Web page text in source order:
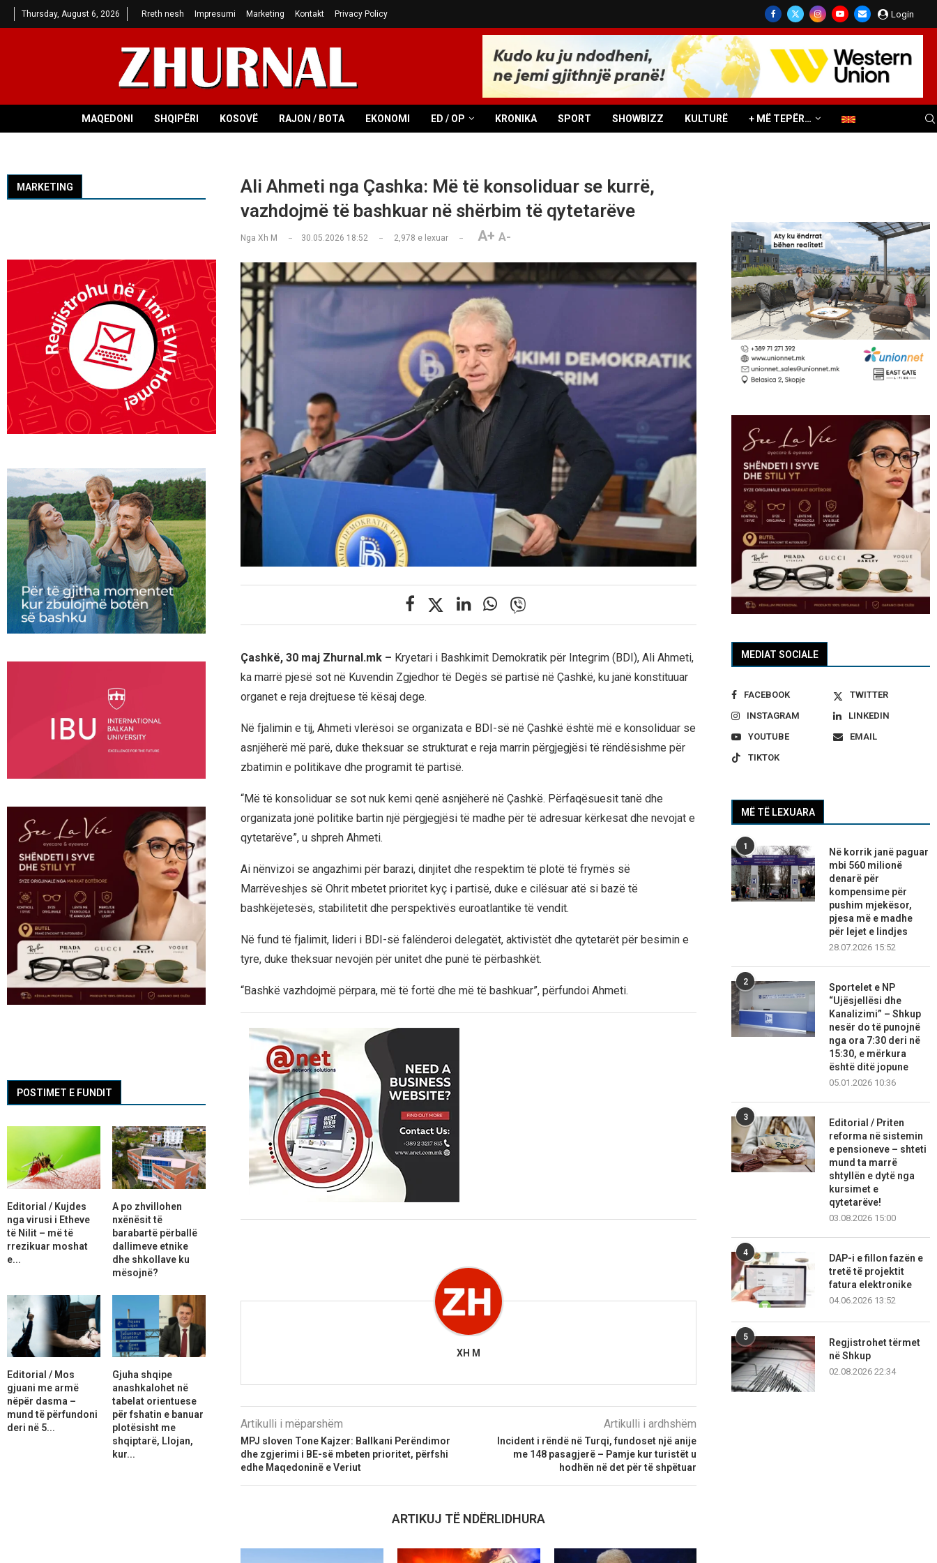
Thursday, August 6, 2026 Rreth nesh Impresumi Marketing Kontakt Privacy Policy Login
MAQEDONI SHQIPËRI KOSOVË RAJON / BOTA EKONOMI ED / OP KRONIKA SPORT SHOWBIZZ KULTURË + MË TEPËR…
Ali Ahmeti nga Çashka: Më të konsoliduar se kurrë,
vazhdojmë të bashkuar në shërbim të qytetarëve
Nga Xh M 30.05.2026 18:52 2,978 e lexuar A+ A-
Çashkë, 30 maj Zhurnal.mk – Kryetari i Bashkimit Demokratik për Integrim (BDI), Ali Ahmeti,
ka marrë pjesë sot në Kuvendin Zgjedhor të Degës së partisë në Çashkë, ku janë konstituuar
organet e reja drejtuese të kësaj dege.
Në fjalimin e tij, Ahmeti vlerësoi se organizata e BDI-së në Çashkë është më e konsoliduar se
asnjëherë më parë, duke theksuar se strukturat e reja marrin përgjegjësi të rëndësishme për
zbatimin e politikave dhe programit të partisë.
“Më të konsoliduar se sot nuk kemi qenë asnjëherë në Çashkë. Përfaqësuesit tanë dhe
organizata jonë politike bartin një përgjegjësi të madhe për të adresuar kërkesat dhe nevojat e
qytetarëve”, u shpreh Ahmeti.
Ai nënvizoi se angazhimi për barazi, dinjitet dhe respektim të plotë të frymës së
Marrëveshjes së Ohrit mbetet prioritet kyç i partisë, duke e cilësuar atë si bazë të
bashkëjetesës, stabilitetit dhe perspektivës euroatlantike të vendit.
Në fund të fjalimit, lideri i BDI-së falënderoi delegatët, aktivistët dhe qytetarët për besimin e
tyre, duke theksuar nevojën për unitet dhe punë të përbashkët.
“Bashkë vazhdojmë përpara, më të fortë dhe më të bashkuar”, përfundoi Ahmeti.
XH M
Artikulli i mëparshëm
MPJ sloven Tone Kajzer: Ballkani Perëndimor
dhe zgjerimi i BE-së mbeten prioritet, përfshi
edhe Maqedoninë e Veriut
Artikulli i ardhshëm
Incident i rëndë në Turqi, fundoset një anije
me 148 pasagjerë – Pamje kur turistët u
hodhën në det për të shpëtuar
ARTIKUJ TË NDËRLIDHURA
MEDIAT SOCIALE
FACEBOOK
TWITTER
INSTAGRAM
LINKEDIN
YOUTUBE
EMAIL
TIKTOK
MË TË LEXUARA
1
Në korrik janë paguar
mbi 560 milionë
denarë për
kompensime për
pushim mjekësor,
pjesa më e madhe
për lejet e lindjes
28.07.2026 15:52
2
Sportelet e NP
“Ujësjellësi dhe
Kanalizimi” – Shkup
nesër do të punojnë
nga ora 7:30 deri në
15:30, e mërkura
është ditë jopune
05.01.2026 10:36
3
Editorial / Priten
reforma në sistemin
e pensioneve – shteti
mund ta marrë
shtyllën e dytë nga
kursimet e
qytetarëve!
03.08.2026 15:00
4
DAP-i e fillon fazën e
tretë të projektit
fatura elektronike
04.06.2026 13:52
5
Regjistrohet tërmet
në Shkup
02.08.2026 22:34
MARKETING
POSTIMET E FUNDIT
Editorial / Kujdes
nga virusi i Etheve
të Nilit – më të
rrezikuar moshat
e...
A po zhvillohen
nxënësit të
barabartë përballë
dallimeve etnike
dhe shkollave ku
mësojnë?
Editorial / Mos
gjuani me armë
nëpër dasma –
mund të përfundoni
deri në 5...
Gjuha shqipe
anashkalohet në
tabelat orientuese
për fshatin e banuar
plotësisht me
shqiptarë, Llojan,
kur...